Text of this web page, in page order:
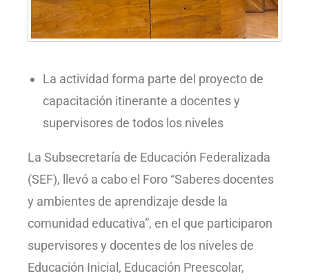
La actividad forma parte del proyecto de
capacitación itinerante a docentes y
supervisores de todos los niveles
La Subsecretaría de Educación Federalizada
(SEF), llevó a cabo el Foro “Saberes docentes
y ambientes de aprendizaje desde la
comunidad educativa”, en el que participaron
supervisores y docentes de los niveles de
Educación Inicial, Educación Preescolar,